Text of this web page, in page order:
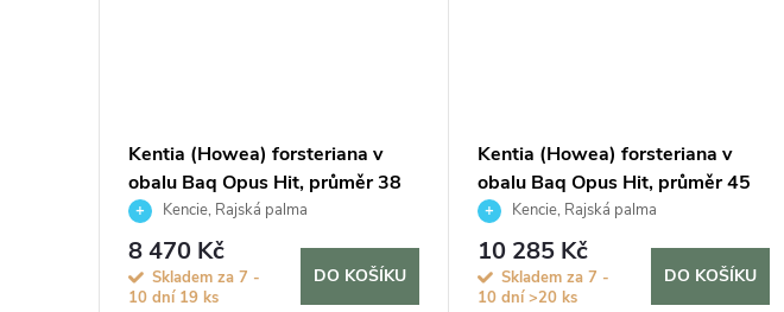
Kentia (Howea) forsteriana v
obalu Baq Opus Hit, průměr 38
cm Kencie, Rajská palma
8 470 Kč
Skladem za 7 -
10 dní 19 ks
DO KOŠÍKU
Kentia (Howea) forsteriana v
obalu Baq Opus Hit, průměr 45
cm Kencie, Rajská palma
10 285 Kč
Skladem za 7 -
10 dní>20 ks
DO KOŠÍKU